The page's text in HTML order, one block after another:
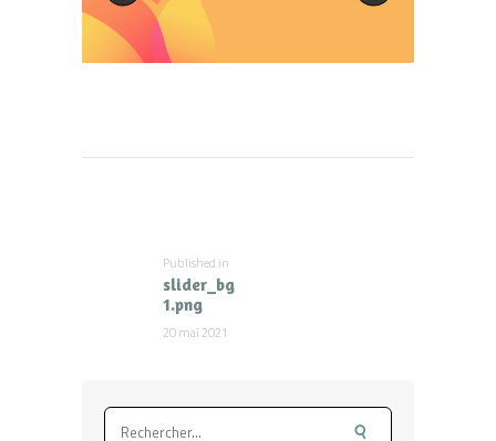
Published in
post:
slider_bg
1.png
20 mai 2021
Rechercher :